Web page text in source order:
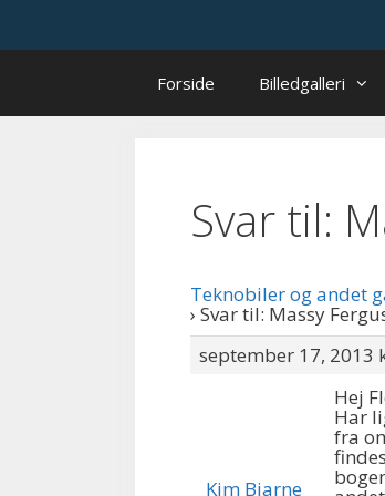
Forside Billedgalleri
Svar til:
Teknobiler og andet
› Svar til: Massy
september 17, 2013
Kim Bjarne
Hej
Har
fra